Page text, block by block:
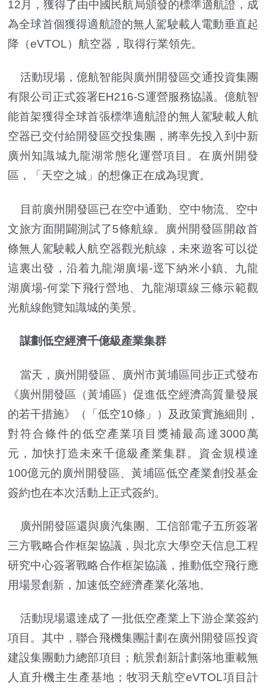
12月，獲得了由中國民航局頒發的標準適航證，成
為全球首個獲得適航證的無人駕駛載人電動垂直起
降（eVTOL）航空器，取得行業領先。
活動現場，億航智能與廣州開發區交通投資集團
有限公司正式簽署EH216-S運營服務協議。億航智
能首架獲得全球首張標準適航證的無人駕駛載人航
空器已交付給開發區交投集團，將率先投入到中新
廣州知識城九龍湖常態化運營項目。在廣州開發
區，「天空之城」的想像正在成為現實。
目前廣州開發區已在空中通勤、空中物流、空中
文旅方面開闢測試了5條航線。廣州開發區開啟首
條無人駕駛載人航空器觀光航線，未來遊客可以從
這裏出發，沿着九龍湖廣場-逕下納米小鎮、九龍
湖廣場-何棠下飛行營地、九龍湖環線三條示範觀
光航線飽覽知識城的美景。
謀劃低空經濟千億級產業集群
當天，廣州開發區、廣州市黃埔區同步正式發布
《廣州開發區（黃埔區）促進低空經濟高質量發展
的若干措施》（「低空10條」）及政策實施細則，
對符合條件的低空產業項目獎補最高達3000萬
元，加快打造未來千億級產業集群。資金規模達
100億元的廣州開發區、黃埔區低空產業創投基金
簽約也在本次活動上正式簽約。
廣州開發區還與廣汽集團、工信部電子五所簽署
三方戰略合作框架協議，與北京大學空天信息工程
研究中心簽署戰略合作框架協議，推動低空飛行應
用場景創新，加速低空經濟產業化落地。
活動現場還達成了一批低空產業上下游企業簽約
項目。其中，聯合飛機集團計劃在廣州開發區投資
建設集團動力總部項目；航景創新計劃落地重載無
人直升機主生產基地；牧羽天航空eVTOL項目計